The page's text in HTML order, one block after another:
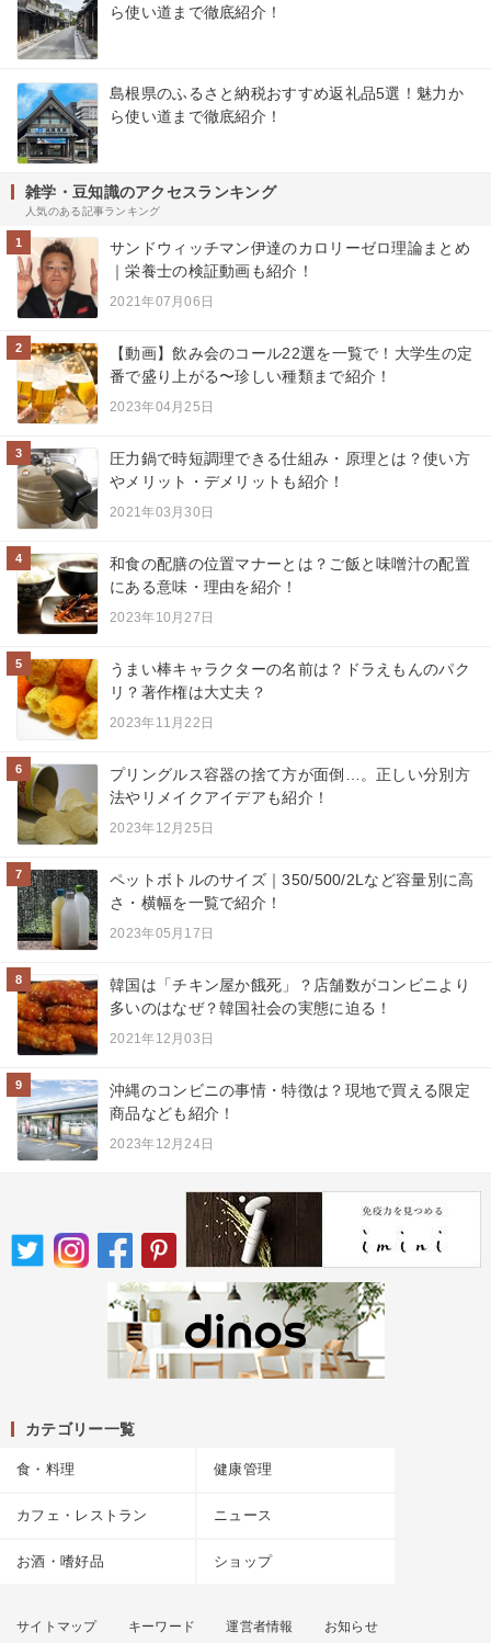
ら使い道まで徹底紹介！
島根県のふるさと納税おすすめ返礼品5選！魅力か
ら使い道まで徹底紹介！
雑学・豆知識のアクセスランキング
人気のある記事ランキング
1
サンドウィッチマン伊達のカロリーゼロ理論まとめ
｜栄養士の検証動画も紹介！
2021年07月06日
2
【動画】飲み会のコール22選を一覧で！大学生の定
番で盛り上がる〜珍しい種類まで紹介！
2023年04月25日
3
圧力鍋で時短調理できる仕組み・原理とは？使い方
やメリット・デメリットも紹介！
2021年03月30日
4
和食の配膳の位置マナーとは？ご飯と味噌汁の配置
にある意味・理由を紹介！
2023年10月27日
5
うまい棒キャラクターの名前は？ドラえもんのパク
リ？著作権は大丈夫？
2023年11月22日
6
プリングルス容器の捨て方が面倒…。正しい分別方
法やリメイクアイデアも紹介！
2023年12月25日
7
ペットボトルのサイズ｜350/500/2Lなど容量別に高
さ・横幅を一覧で紹介！
2023年05月17日
8
韓国は「チキン屋か餓死」？店舗数がコンビニより
多いのはなぜ？韓国社会の実態に迫る！
2021年12月03日
9
沖縄のコンビニの事情・特徴は？現地で買える限定
商品なども紹介！
2023年12月24日
カテゴリー一覧
食・料理 健康管理
カフェ・レストラン ニュース
お酒・嗜好品 ショップ
サイトマップ キーワード 運営者情報 お知らせ